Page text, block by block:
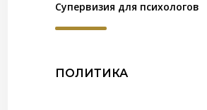
Супервизия для психологов
ПОЛИТИКА